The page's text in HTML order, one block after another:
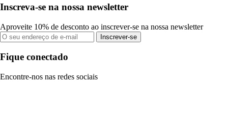
Inscreva-se na nossa newsletter
Aproveite 10% de desconto ao inscrever-se na nossa newsletter
Inscrever-se
Fique conectado
Encontre-nos nas redes sociais